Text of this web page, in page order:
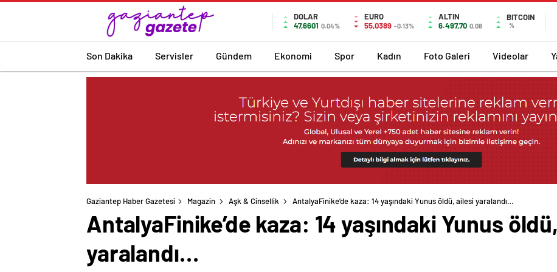
DOLAR
47,6601 0.04%
EURO
55,0389 -0.13%
ALTIN
6.497,70 0,08
BITCOIN
%
Son Dakika Servisler Gündem Ekonomi Spor Kadın Foto Galeri Videolar
Gaziantep Haber Gazetesi Magazin Aşk & Cinsellik AntalyaFinike’de kaza: 14 yaşındaki Yunus öldü, ailesi yaralandı…
AntalyaFinike’de kaza: 14 yaşındaki Yunus
yaralandı…